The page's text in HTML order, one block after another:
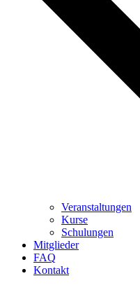
Veranstaltungen
Kurse
Schulungen
Mitglieder
FAQ
Kontakt